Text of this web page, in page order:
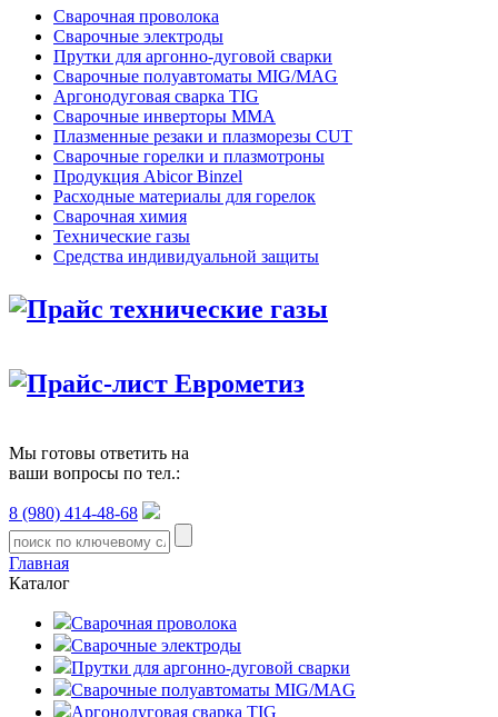
Сварочная проволока
Сварочные электроды
Прутки для аргонно-дуговой сварки
Сварочные полуавтоматы MIG/MAG
Аргонодуговая сварка TIG
Сварочные инверторы MMA
Плазменные резаки и плазморезы CUT
Сварочные горелки и плазмотроны
Продукция Abicor Binzel
Расходные материалы для горелок
Сварочная химия
Технические газы
Средства индивидуальной защиты
Прайс технические газы
Прайс-лист Еврометиз
Мы готовы ответить на
ваши вопросы по тел.:
8 (980) 414-48-68
Главная
Каталог
Сварочная проволока
Сварочные электроды
Прутки для аргонно-дуговой сварки
Сварочные полуавтоматы MIG/MAG
Аргонодуговая сварка TIG